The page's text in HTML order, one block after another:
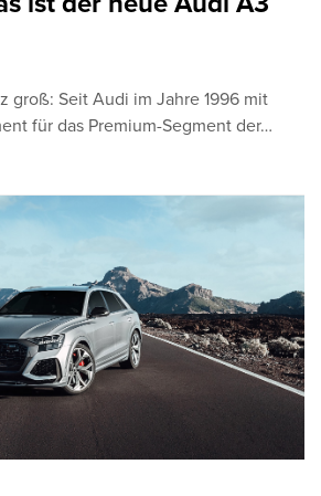
groß: Seit Audi im Jahre 1996 mit
für das Premium-Segment der…